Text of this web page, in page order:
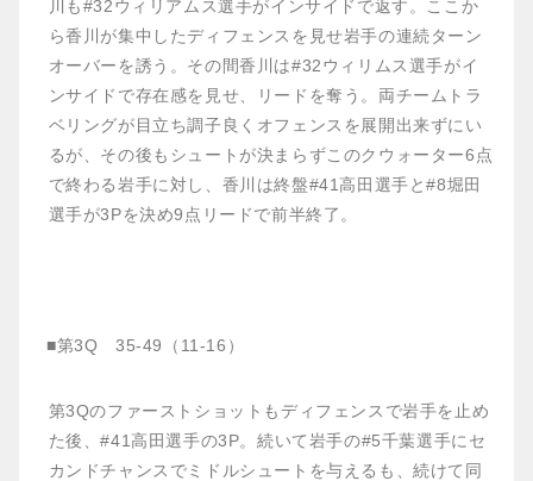
川も#32ウィリアムス選手がインサイドで返す。ここか
ら香川が集中したディフェンスを見せ岩手の連続ターン
オーバーを誘う。その間香川は#32ウィリムス選手がイ
ンサイドで存在感を見せ、リードを奪う。両チームトラ
ベリングが目立ち調子良くオフェンスを展開出来ずにい
るが、その後もシュートが決まらずこのクウォーター6点
で終わる岩手に対し、香川は終盤#41高田選手と#8堀田
選手が3Pを決め9点リードで前半終了。
■第3Q 35-49（11-16）
第3Qのファーストショットもディフェンスで岩手を止め
た後、#41高田選手の3P。続いて岩手の#5千葉選手にセ
カンドチャンスでミドルシュートを与えるも、続けて同